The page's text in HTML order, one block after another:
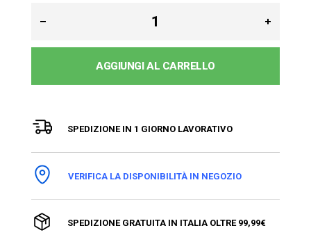
AGGIUNGI AL CARRELLO
SPEDIZIONE IN 1 GIORNO LAVORATIVO
VERIFICA LA DISPONIBILITÀ IN NEGOZIO
SPEDIZIONE GRATUITA IN ITALIA OLTRE 99,99€